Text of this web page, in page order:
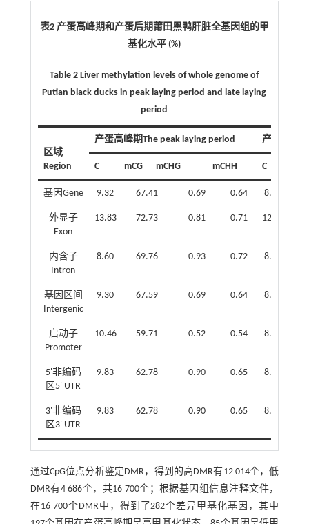
表2 产蛋高峰期和产蛋后期莆田黑鸭肝脏全基因组的甲
基化水平 (%)
Table 2 Liver methylation levels of whole genome of
Putian black ducks in peak laying period and late laying
period
区域
Region
产蛋高峰期The peak laying period 产蛋后期
C mCG mCHG mCHH C
基因Gene 9.32 67.41 0.69 0.64 8.52
外显子
Exon
13.83 72.73 0.81 0.71 12.83
内含子
Intron
8.60 69.76 0.93 0.72 8.00
基因区间
Intergenic
9.30 67.59 0.69 0.64 8.55
启动子
Promoter
10.46 59.71 0.52 0.54 8.84
5'非编码
区5' UTR
9.83 62.78 0.90 0.65 8.45
3'非编码
区3' UTR
9.83 62.78 0.90 0.65 8.45
通过CpG位点分析鉴定DMR，得到的高DMR有12 014个，低
DMR有4 686个，共16 700个；根据基因组信息注释文件，
在16 700个DMR中，得到了282个差异甲基化基因，其中